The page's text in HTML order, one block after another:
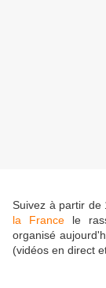
Suivez à partir de
la Francele
organisé
(vidéos en direct